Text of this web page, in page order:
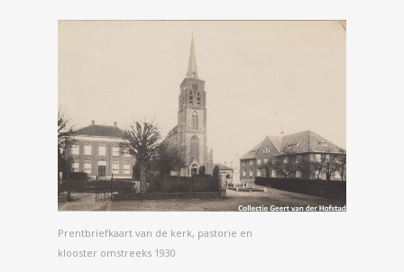
Prentbriefkaart van de kerk, pastorie en
klooster omstreeks 1930